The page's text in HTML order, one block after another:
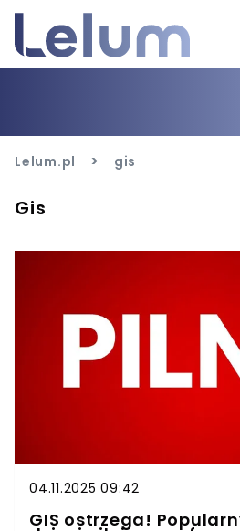
Lelum.pl > gis
Gis
04.11.2025 09:42
GIS ostrzega!